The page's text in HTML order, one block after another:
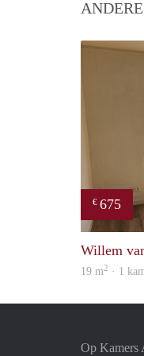
€ 675
Willem
19 m2 · 1
Op Kamers